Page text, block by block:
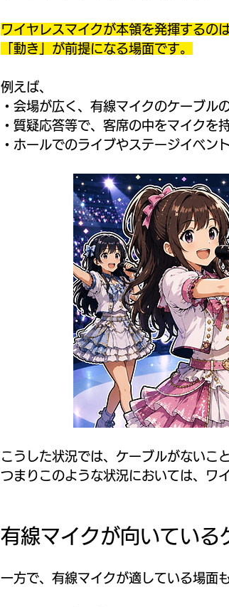
ワイヤレスマイクが本領を発揮するのは
「動き」が前提になる場面です。
例えば、
・会場が広く、有線マイクのケーブル
・質疑応答等で、客席の中をマイクを
・ホールでのライブやステージイベン
こうした状況では、ケーブルがないこ
つまりこのような状況においては、ワ
有線マイクが向いている
一方で、有線マイクが適している場面